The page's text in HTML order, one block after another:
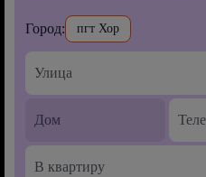
Город: пгт Хор
В квартиру